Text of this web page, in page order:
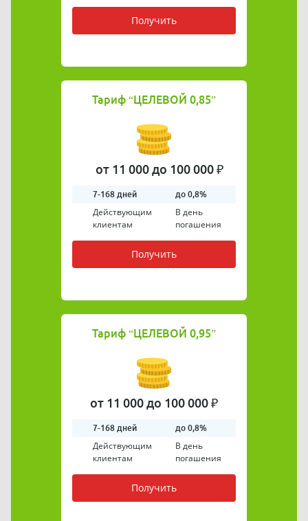
Получить
Тариф “ЦЕЛЕВОЙ 0,85”
от 11 000 до 100 000 ₽
7-168 дней до 0,8%
Действующим
клиентам
В день
погашения
Получить
Тариф “ЦЕЛЕВОЙ 0,95”
от 11 000 до 100 000 ₽
7-168 дней до 0,8%
Действующим
клиентам
В день
погашения
Получить